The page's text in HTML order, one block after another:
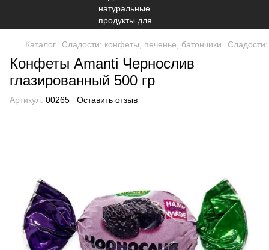
Каталог Сладости: конфеты, печенье, батончики
Конфеты Amanti Чернослив
глазированный 500 гр
Артикул: 00265 Оставить отзыв